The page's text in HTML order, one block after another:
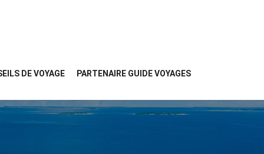
DE VOYAGE PARTENAIRE GUIDE VOYAGES